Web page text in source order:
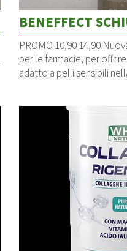
PROMO 10,90 14,90
per le farmacie, per
adatto a pelli sensibili